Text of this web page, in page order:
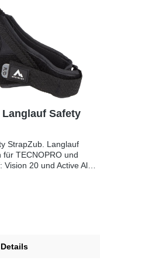
Safety
StrapZub. Langlauf
für TECNOPRO und
20 und Active Alu
Details